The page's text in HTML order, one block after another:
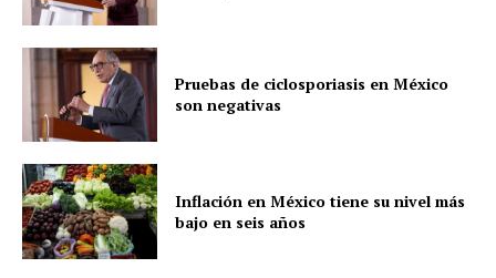
Pruebas de ciclosporiasis en México
son negativas
Inflación en México tiene su nivel más
bajo en seis años